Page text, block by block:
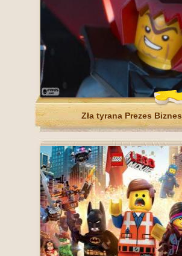
Zła tyrana Prezes Biznes